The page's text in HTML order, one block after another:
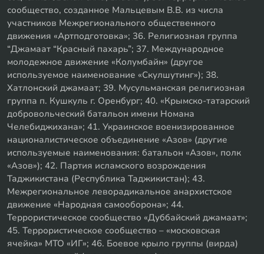
сообщество, созданное Мальцевым В.В. из числа
участников Межрегионального общественного
движения «Артподготовка»; 36. Религиозная группа
“Джамаат “Красный пахарь”; 37. Международное
молодежное движение «Колумбайн» (другое
используемое наименование «Скулшутинг»); 38.
Хатлонский джамаат; 39. Мусульманская религиозная
группа п. Кушкуль г. Оренбург; 40. «Крымско-татарский
добровольческий батальон имени Номана
Челебиджихана»; 41. Украинское военизированное
националистическое объединение «Азов» (другие
используемые наименования: батальон «Азов», полк
«Азов»); 42. Партия исламского возрождения
Таджикистана (Республика Таджикистан); 43.
Межрегиональное леворадикальное анархистское
движение «Народная самооборона»; 44.
Террористическое сообщество «Дуббайский джамаат»;
45. Террористическое сообщество – «московская
ячейка» МТО «ИГ»; 46. Боевое крыло группы (вирда)